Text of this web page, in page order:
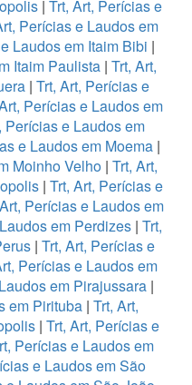
| Trt, Art, Perícias e
Perícias e Laudos em
Laudos em Itaim Bibi |
Itaim Paulista | Trt, Art,
| Trt, Art, Perícias e
Perícias e Laudos em
Perícias e Laudos em
e Laudos em Moema|
Moinho Velho | Trt, Art,
| Trt, Art, Perícias e
Perícias e Laudos em
em Perdizes | Trt,
| Trt, Art, Perícias e
Perícias e Laudos em
em Pirajussara |
em Pirituba| Trt, Art,
| Trt, Art, Perícias e
Perícias e Laudos em
e Laudos em São